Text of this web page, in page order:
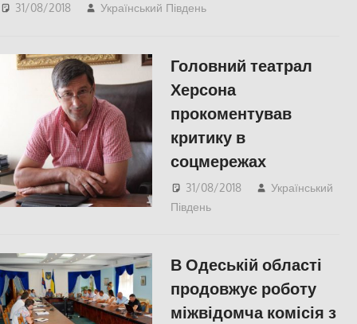
31/08/2018 Український Південь
Головний театрал
Херсона
прокоментував
критику в
соцмережах
31/08/2018
Український
Південь
В Одеській області
продовжує роботу
міжвідомча комісія з